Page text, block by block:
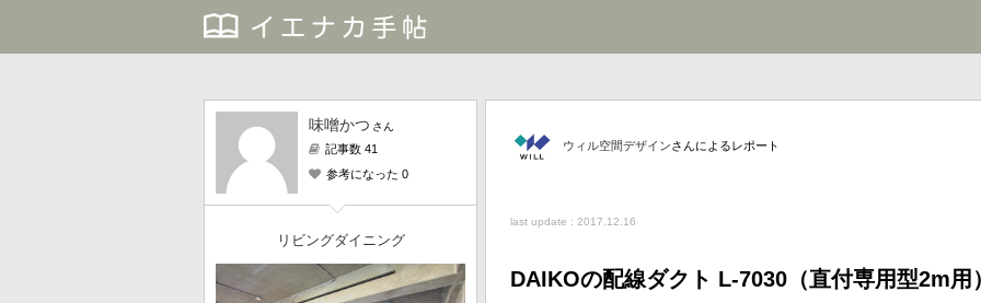
味噌かつ さん
記事数 41
参考になった 0
リビングダイニング
ウィル空間デザインさんによるレポート
last update : 2017.12.16
DAIKOの配線ダクト L-7030（直付専用型2m用